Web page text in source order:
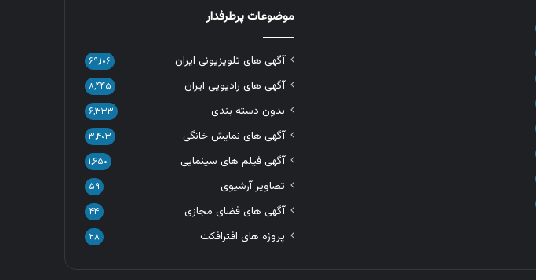
موضوعات پرطرفدار
آگهی های تلویزیونی ایران ۶۹,۱۰۶
آگهی های رادیویی ایران ۸,۴۴۵
بدون دسته بندی ۶,۳۳۳
آگهی های نمایش خانگی ۳,۴۰۳
آگهی فیلم های سینمایی ۱,۶۵۰
تصاویر آرشیوی ۵۹
آگهی های فضای مجازی ۴۴
پروژه های افترافکت ۲۸